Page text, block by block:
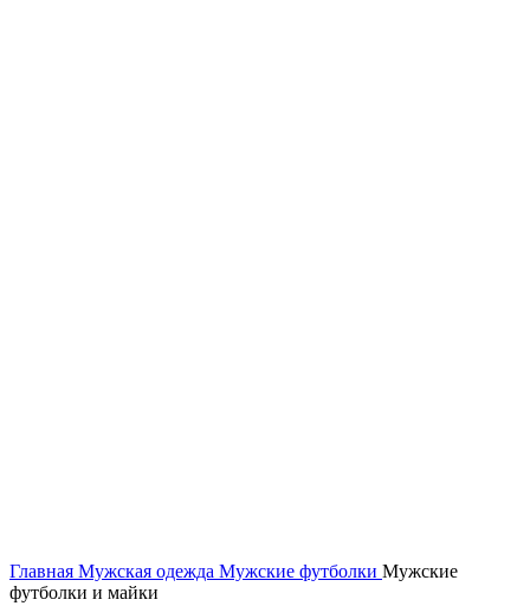
Главная Мужская одежда Мужские футболки Мужские
футболки и майки